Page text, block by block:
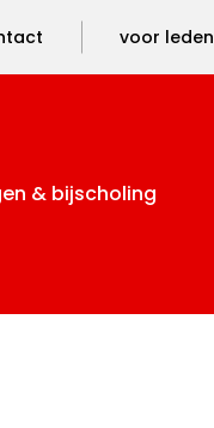
voor leden
& bijscholing